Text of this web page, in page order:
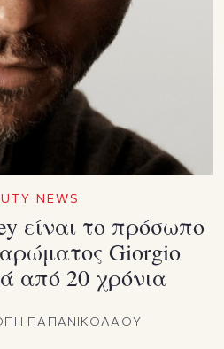
NEWS
είναι το πρόσωπο
Giorgio
από 20 χρόνια
ΠΑΠΑΝΙΚΟΛΑΟΥ